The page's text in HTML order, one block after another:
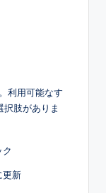
利用可能なす
肢がありま
更新